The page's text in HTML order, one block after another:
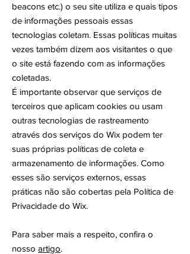
beacons etc.) o seu site utiliza e quais tipos
de informações pessoais essas
tecnologias coletam. Essas políticas muitas
vezes também dizem aos visitantes o que
o site está fazendo com as informações
coletadas.
É importante observar que serviços de
terceiros que aplicam cookies ou usam
outras tecnologias de rastreamento
através dos serviços do Wix podem ter
suas próprias políticas de coleta e
armazenamento de informações. Como
esses são serviços externos, essas
práticas não são cobertas pela Política de
Privacidade do Wix.
Para saber mais a respeito, confira o
nosso artigo.